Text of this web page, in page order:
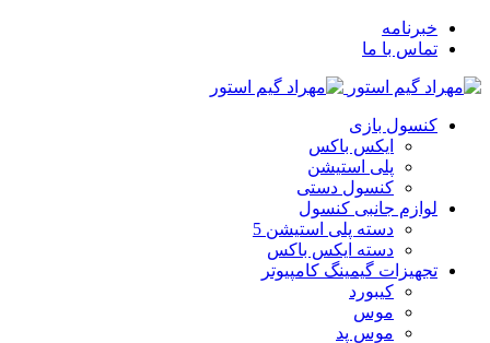
خبرنامه
تماس با ما
کنسول بازی
ایکس باکس
پلی استیشن
کنسول دستی
لوازم جانبی کنسول
دسته پلی استیشن 5
دسته ایکس باکس
تجهیزات گیمینگ کامپیوتر
کیبورد
موس
موس پد